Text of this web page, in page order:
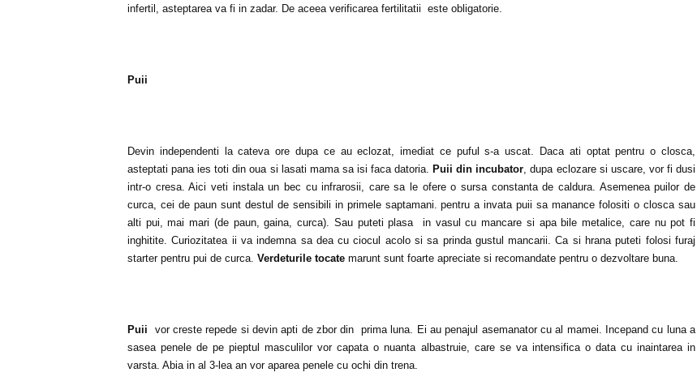
infertil, asteptarea va fi in zadar. De aceea verificarea fertilitatii este obligatorie.
Puii
Devin independenti la cateva ore dupa ce au eclozat, imediat ce puful s-a uscat. Daca ati optat pentru o closca,
asteptati pana ies toti din oua si lasati mama sa isi faca datoria. Puii din incubator, dupa eclozare si uscare, vor fi dusi
intr-o cresa. Aici veti instala un bec cu infrarosii, care sa le ofere o sursa constanta de caldura. Asemenea puilor de
curca, cei de paun sunt destul de sensibili in primele saptamani. pentru a invata puii sa manance folositi o closca sau
alti pui, mai mari (de paun, gaina, curca). Sau puteti plasa in vasul cu mancare si apa bile metalice, care nu pot fi
inghitite. Curiozitatea ii va indemna sa dea cu ciocul acolo si sa prinda gustul mancarii. Ca si hrana puteti folosi furaj
starter pentru pui de curca. Verdeturile tocate marunt sunt foarte apreciate si recomandate pentru o dezvoltare buna.
Puii vor creste repede si devin apti de zbor din prima luna. Ei au penajul asemanator cu al mamei. Incepand cu luna a
sasea penele de pe pieptul masculilor vor capata o nuanta albastruie, care se va intensifica o data cu inaintarea in
varsta. Abia in al 3-lea an vor aparea penele cu ochi din trena.